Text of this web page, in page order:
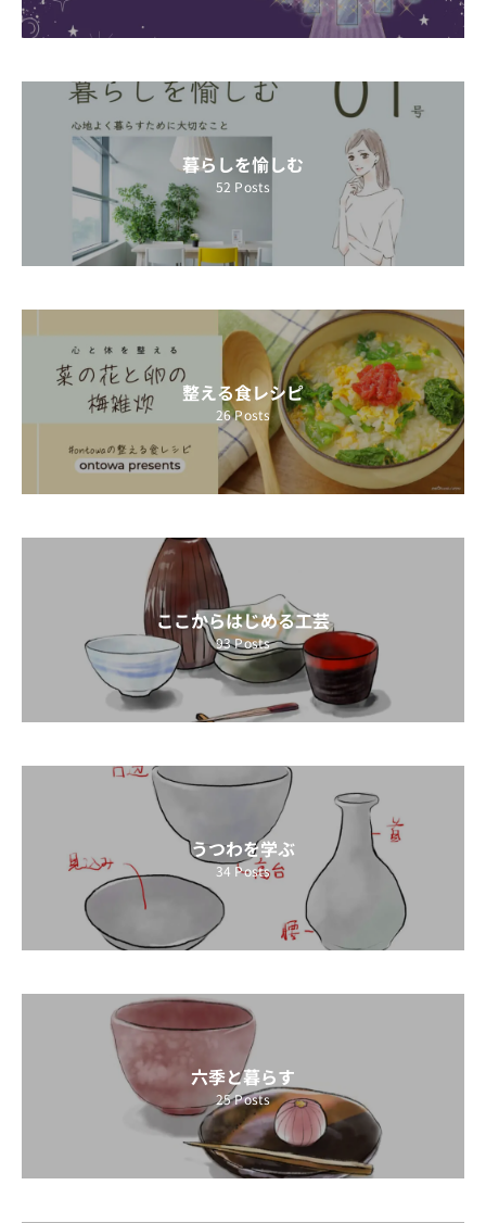
暮らしを愉しむ
52 Posts
整える食レシピ
26Posts
ここからはじめる工芸
93Posts
うつわを学ぶ
34Posts
六季と暮らす
25Posts